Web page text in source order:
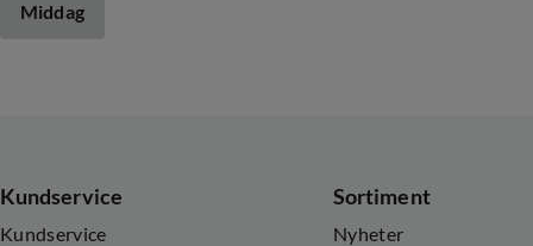
Middag
Kundservice
Kundservice
Sortiment
Nyheter